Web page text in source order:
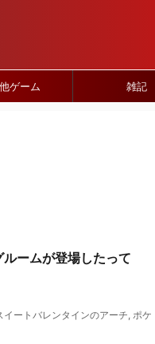
ゲーム 雑記
ルームが登場したって
イートバレンタインのアーチ, ポケ